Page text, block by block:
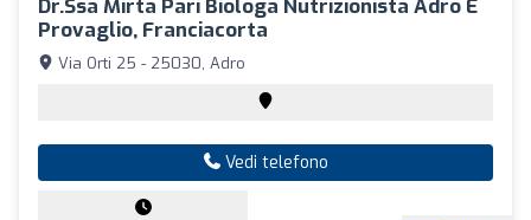
Dr.ssa Mirta Pari Biologa Nutrizionista Adro E
Provaglio, Franciacorta
Via Orti 25 - 25030, Adro
Vedi telefono